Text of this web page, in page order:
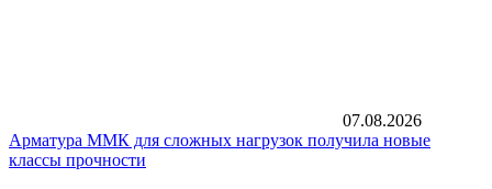
07.08.2026
Арматура ММК для сложных нагрузок получила новые
классы прочности